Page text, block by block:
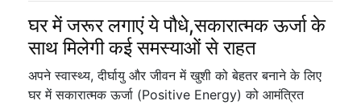
घर में जरूर लगाएं ये पौधे,सकारात्मक ऊर्जा के
साथ मिलेगी कई समस्याओं से राहत
अपने स्वास्थ्य, दीर्घायु और जीवन में खुशी को बेहतर बनाने के लिए
घर में सकारात्मक ऊर्जा (Positive Energy) को आमंत्रित